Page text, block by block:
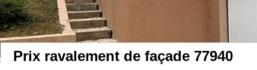
Prix ravalement de façade 77940